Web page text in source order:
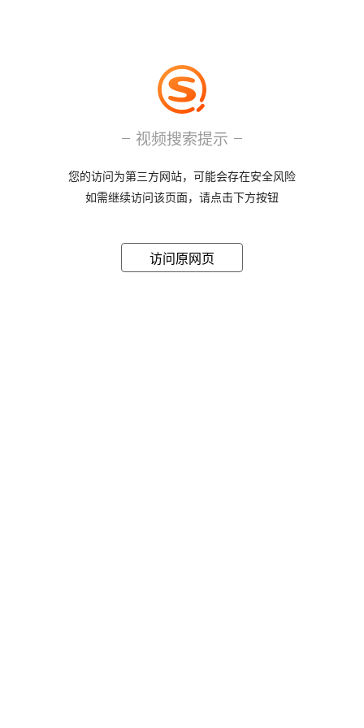
视频搜索提示
您的访问为第三方网站，可能会存在安全风险
如需继续访问该页面，请点击下方按钮
访问原网页